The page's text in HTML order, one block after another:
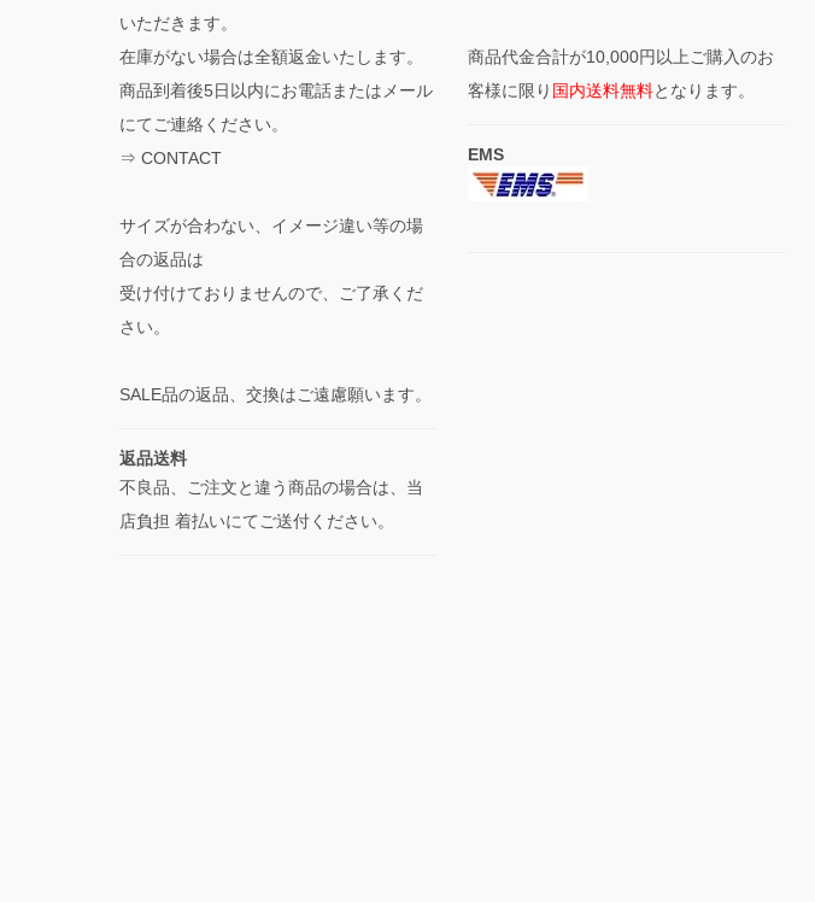
いただきます。
在庫がない場合は全額返金いたします。
商品到着後5日以内にお電話またはメール
にてご連絡ください。
⇒ CONTACT
サイズが合わない、イメージ違い等の場
合の返品は
受け付けておりませんので、ご了承くだ
さい。
SALE品の返品、交換はご遠慮願います。
返品送料
不良品、ご注文と違う商品の場合は、当
店負担 着払いにてご送付ください。
商品代金合計が10,000円以上ご購入のお
客様に限り 国内送料無料となります。
EMS